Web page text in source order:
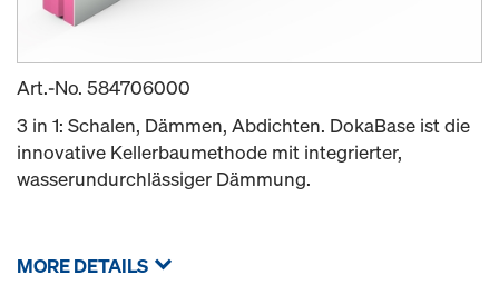
Art.-No. 584706000
3 in 1: Schalen, Dämmen, Abdichten. DokaBase ist die
innovative Kellerbaumethode mit integrierter,
wasserundurchlässiger Dämmung.
MORE DETAILS